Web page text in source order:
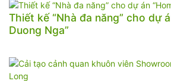
Thiết kế “Nhà đa năng” cho dự
Duong Nga”